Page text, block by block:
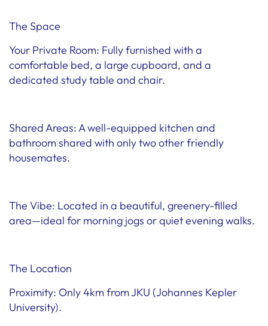
The Space
Your Private Room: Fully furnished with a
comfortable bed, a large cupboard, and a
dedicated study table and chair.
Shared Areas: A well-equipped kitchen and
bathroom shared with only two other friendly
housemates.
The Vibe: Located in a beautiful, greenery-filled
area—ideal for morning jogs or quiet evening walks.
The Location
Proximity: Only 4km from JKU (Johannes Kepler
University).